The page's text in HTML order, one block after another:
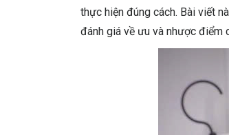
thực hiện đúng cách. Bài viết
đánh giá về ưu và nhược điểm